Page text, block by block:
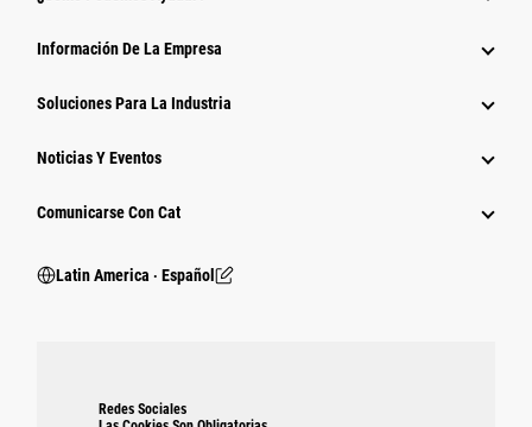
Información De La Empresa
Soluciones Para La Industria
Noticias Y Eventos
Comunicarse Con Cat
Latin America ‧ Español
Redes Sociales